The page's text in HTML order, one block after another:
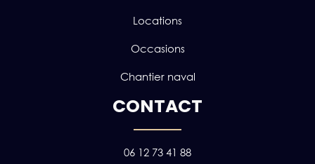
Locations
Occasions
Chantier naval
CONTACT
06 12 73 41 88